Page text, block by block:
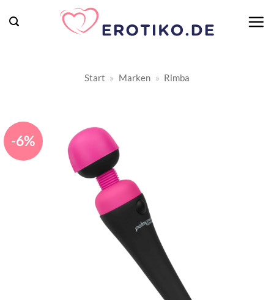
Inhalt
Start » Marken » Rimba
-6%